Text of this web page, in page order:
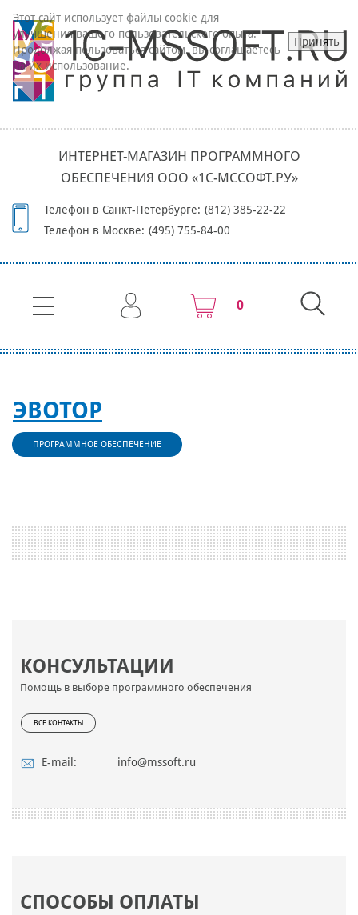
ИНТЕРНЕТ-МАГАЗИН ПРОГРАММНОГО
ОБЕСПЕЧЕНИЯ ООО «1С-МССОФТ.РУ»
Телефон в Санкт-Петербурге: (812) 385-22-22
Телефон в Москве: (495) 755-84-00
0
КОНСУЛЬТАЦИИ
Помощь в выборе программного обеспечения
ВСЕ КОНТАКТЫ
E-mail: info@mssoft.ru
СПОСОБЫ ОПЛАТЫ
ЭВОТОР
ПРОГРАММНОЕ ОБЕСПЕЧЕНИЕ
Этот сайт использует файлы cookie для
улучшения вашего пользовательского опыта.
Продолжая пользоваться сайтом, вы соглашаетесь
на их использование.
Принять